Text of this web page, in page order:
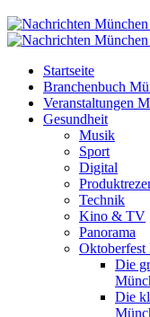
Startseite
Branchenbuch
Veranstaltungen
Gesundheit
Musik
Sport
Digital
Technik
Kino & TV
Panorama
Oktoberfest
Die
Die